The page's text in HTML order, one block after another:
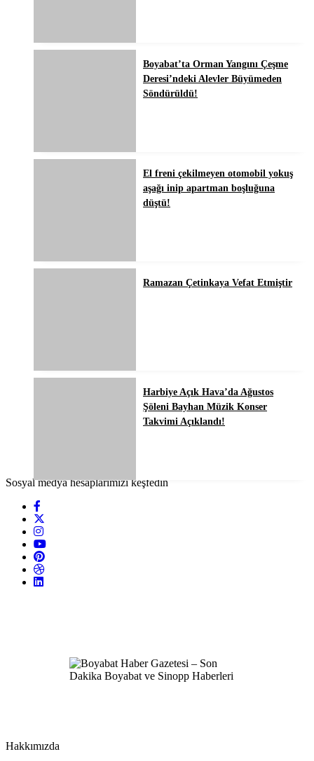
Boyabat’ta Orman Yangını Çeşme
Deresi’ndeki Alevler Büyümeden
Söndürüldü!
El freni çekilmeyen otomobil yokuş
aşağı inip apartman boşluğuna
düştü!
Ramazan Çetinkaya Vefat Etmiştir
Harbiye Açık Hava’da Ağustos
Şöleni Bayhan Müzik Konser
Takvimi Açıklandı!
Sosyal medya hesaplarımızı keşfedin
Hakkımızda